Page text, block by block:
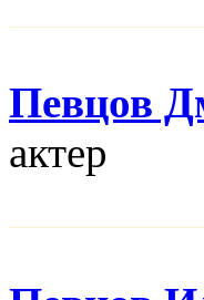
Певцов
актер